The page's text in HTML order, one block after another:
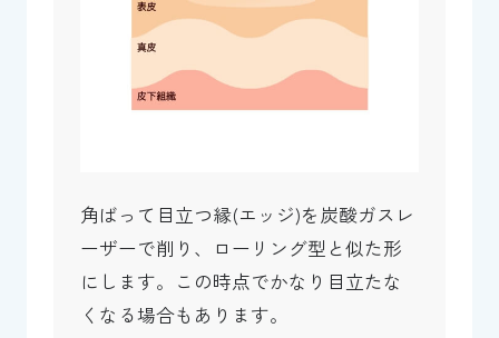
角ばって目立つ縁(エッジ)を炭酸ガスレ
ーザーで削り、ローリング型と似た形
にします。この時点でかなり目立たな
くなる場合もあります。